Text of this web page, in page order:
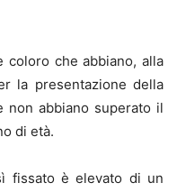
coloro che abbiano, alla
la presentazione della
non abbiano superato il
di età.
fissato è elevato di un